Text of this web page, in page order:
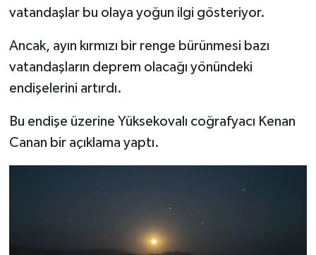
vatandaşlar bu olaya yoğun ilgi gösteriyor.
Ancak, ayın kırmızı bir renge bürünmesi bazı
vatandaşların deprem olacağı yönündeki
endişelerini artırdı.
Bu endişe üzerine Yüksekovalı coğrafyacı Kenan
Canan bir açıklama yaptı.